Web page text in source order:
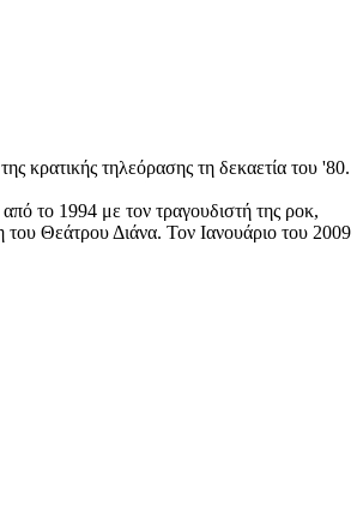
κρατικής τηλεόρασης τη δεκαετία του '80.
το 1994 με τον τραγουδιστή της ροκ,
του Θεάτρου Διάνα. Τον Ιανουάριο του 2009